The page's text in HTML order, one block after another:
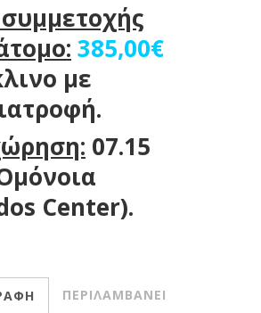
385,00€
με
07.15
Center).
ΠΕΡΙΛΑΜΒΑΝΕΙ